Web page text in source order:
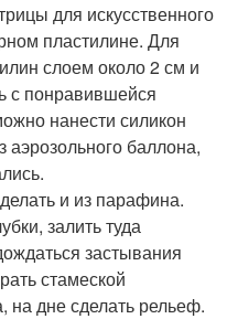
для искусственного
пластилине. Для
слоем около 2 см и
с понравившейся
нанести силикон
баллона,
и из парафина.
залить туда
застывания
стамеской
на дне сделать рельеф.